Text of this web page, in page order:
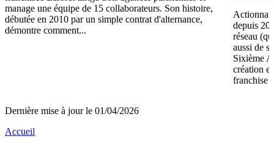
manage une équipe de 15 collaborateurs. Son histoire,
débutée en 2010 par un simple contrat d'alternance,
démontre comment...
depuis
réseau
aussi de
Sixième
création
franchise
Dernière mise à jour le 01/04/2026
Accueil